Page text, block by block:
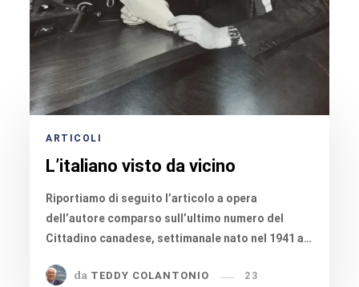
ARTICOLI
L’italiano visto da vicino
Riportiamo di seguito l’articolo a opera
dell’autore comparso sull’ultimo numero del
Cittadino canadese, settimanale nato nel 1941 a…
da TEDDY COLANTONIO
23